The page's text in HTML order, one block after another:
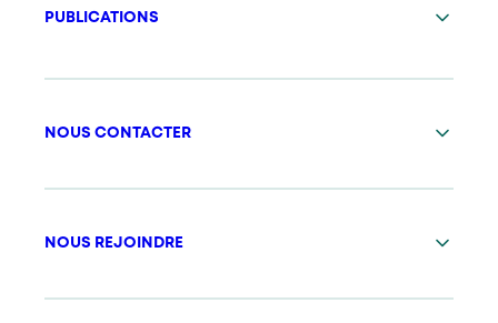
PUBLICATIONS
NOUS CONTACTER
NOUS REJOINDRE